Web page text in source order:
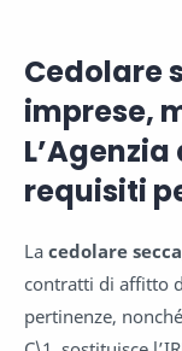
Cedolare
imprese,
requisiti
La cedolare secca
contratti di affitto
pertinenze,